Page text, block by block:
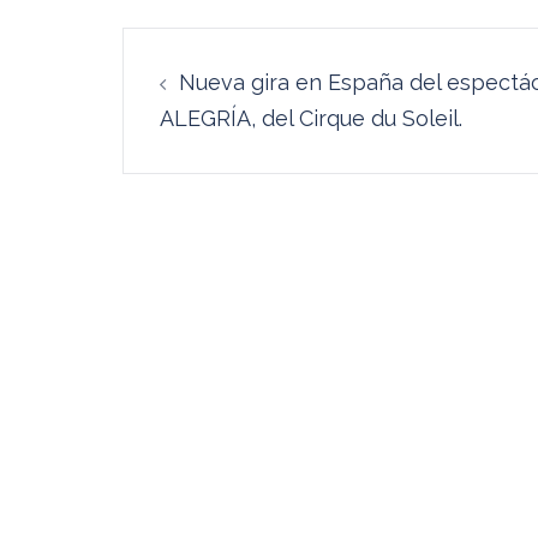
de
entradas
Nueva gira en España del
ALEGRÍA, del Cirque du Soleil.